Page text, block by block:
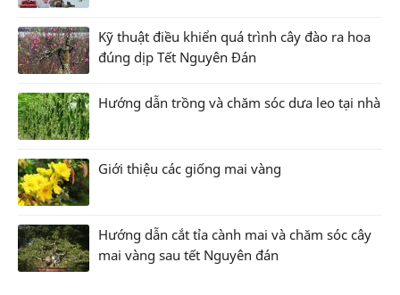
Kỹ thuật điều khiển quá trình cây đào ra hoa
đúng dịp Tết Nguyên Đán
Hướng dẫn trồng và chăm sóc dưa leo tại nhà
Giới thiệu các giống mai vàng
Hướng dẫn cắt tỉa cành mai và chăm sóc cây
mai vàng sau tết Nguyên đán